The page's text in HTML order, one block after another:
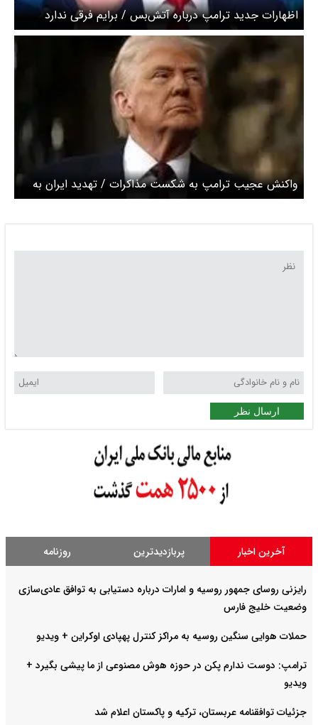
اظهارات جدید ترامپ درباره آتش‌بس / برایم فرقی ندارد
ایران به مذاکرات برگردد یا نه
واکنش عجیب ترامپ به شکست مذاکرات / تهدید ایران به
محاصره دریایی
ارسال نظر
آخرین اخبار پربازدیدترین روزنامه
رایزنی روسای جمهور روسیه و امارات درباره دستیابی به توافق عادی‌سازی
وضعیت خلیج‌ فارس
حملات هوایی سنگین روسیه به مراکز کنترل پهپادی اوکراین + ویدیو
ترامپ: دوست ندارم پکن در حوزه هوش مصنوعی از ما پیشی بگیرد +
ویدیو
جزئیات توافقنامه عربستان، ترکیه و پاکستان اعلام شد